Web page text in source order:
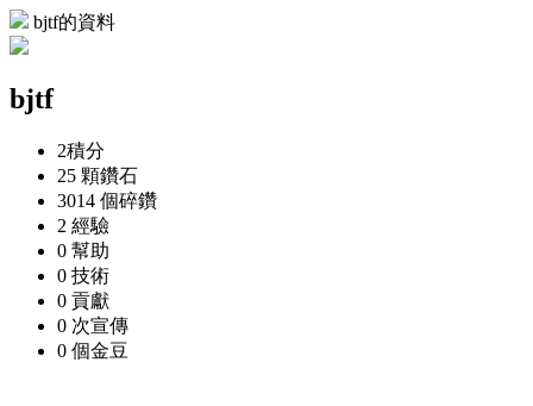
bjtf的資料
bjtf
2積分
25 顆鑽石
3014 個碎鑽
2 經驗
0 幫助
0 技術
0 貢獻
0 次宣傳
0 個金豆